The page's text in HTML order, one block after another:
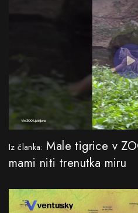
Iz članka: Male tigrice v
mami niti trenutka miru